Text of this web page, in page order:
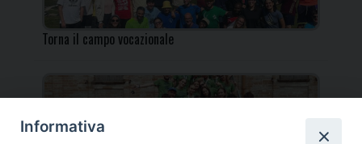
Torna il campo vocazionale
Informativa